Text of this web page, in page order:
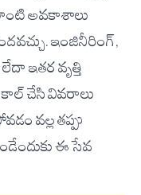
అవకాశాలు
ఇంజినీరింగ్,
ఇతర వృత్తి
కాల్ చేసి వివరాలు
వల్ల తప్పు
ఈ సేవ